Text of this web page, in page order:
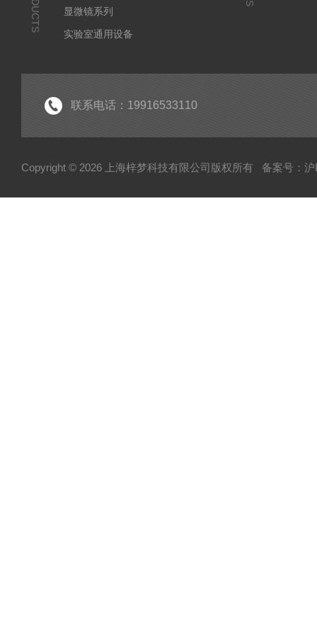
显微镜系列
实验室通用设备
联系电话：19916533110
Copyright © 2026 上海梓梦科技有限公司版权所有 备案号：